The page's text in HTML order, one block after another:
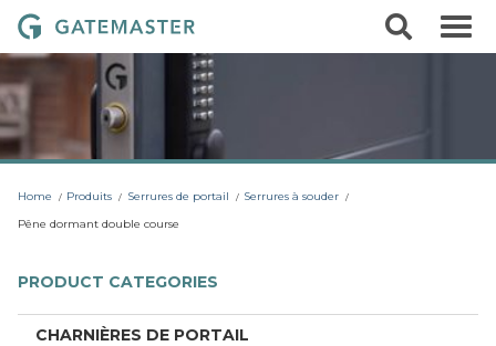
i
t
o
c
o
n
G
a
t
e
m
a
s
t
r
e
Home Produits Serrures de portail
Serrures à souder
Pêne dormant double course
PRODUCT CATEGORIES
CHARNIÈRES DE PORTAIL